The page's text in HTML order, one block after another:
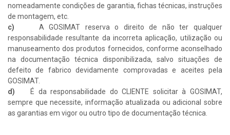
nomeadamente condições de garantia, fichas técnicas, instruções
de montagem, etc.
c) A GOSIMAT reserva o direito de não ter qualquer
responsabilidade resultante da incorreta aplicação, utilização ou
manuseamento dos produtos fornecidos, conforme aconselhado
na documentação técnica disponibilizada, salvo situações de
defeito de fabrico devidamente comprovadas e aceites pela
GOSIMAT.
d)
É da responsabilidade do CLIENTE solicitar à GOSIMAT,
sempre que necessite, informação atualizada ou adicional sobre
as garantias em vigor ou outro tipo de documentação técnica.